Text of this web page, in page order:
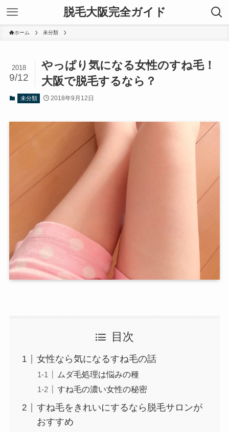
脱毛大阪完全ガイド
ホーム 未分類
やっぱり気になる女性のすね毛！
大阪で脱毛するなら？
2018
9/12
未分類 2018年9月12日
目次
女性なら気になるすね毛の話
ムダ毛処理は悩みの種
すね毛の濃い女性の秘密
すね毛をきれいにするなら脱毛サロンが
おすすめ